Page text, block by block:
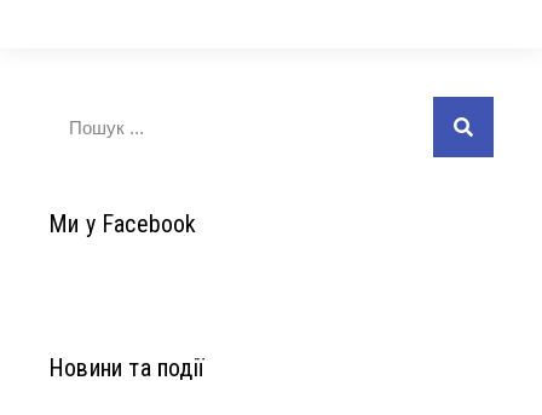
Ми у Facebook
Новини та події